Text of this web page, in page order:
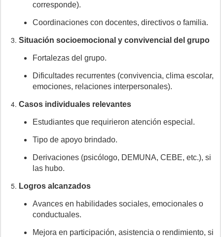
corresponde).
Coordinaciones con docentes, directivos o familia.
Situación socioemocional y convivencial del grupo
Fortalezas del grupo.
Dificultades recurrentes (convivencia, clima escolar,
emociones, relaciones interpersonales).
Casos individuales relevantes
Estudiantes que requirieron atención especial.
Tipo de apoyo brindado.
Derivaciones (psicólogo, DEMUNA, CEBE, etc.), si
las hubo.
Logros alcanzados
Avances en habilidades sociales, emocionales o
conductuales.
Mejora en participación, asistencia o rendimiento, si